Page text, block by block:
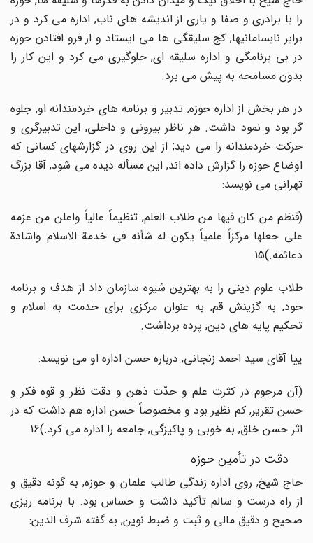
را با برادری و صفا و یاری از اندیشه های ناب, اداره می کرد و در
برابر نابسامانیها, کج سلیقگی ها می ایستاد و از فرو افتادن حوزه
در بی برنامگی و اداره سلیقه ای, جلوگیری می کرد و این کار را
بدون مسامحه به پیش می برد.
در هر بخش از اداره حوزه, تدبیر و برنامه های خردمندانه او, جلوه
گر بود و نمود داشت. هر ناظر بیرونی و داخلی, این تدبیرگری و
حرکت خردمندانه را می دید; از این روی در گزارشهای کسانی که
اوضاع حوزه را گزارش داده اند, این مسأله دیده می شود, آقا بزرگ
تهرانی می نویسد:
(فنظم من کان فیها من طلاب العلم, تنظیماً عالیاً واعلن من عزمه
علی جعلها مرکزاً علمیاً یکون له شأنه فی خدمة الاسلام واشادة
دعائمه.)15
طلاب علوم دینی را به بهترین شیوه سازمان داد از هدف و برنامه
خود, به گزینش قم, به عنوان مرکزی برای خدمت به اسلام و
تحکیم پایه های دین, پرده برداشت.
ییا آقای سید احمد زنجانی, درباره حسن اداره او می نویسد:
(آن مرحوم در کثرت علم و حدّت ذهن و دقت نظر و قوه فکر و
حسن تقریر, کم نظیر بود و مخصوصاً حسن اداره هم داشت که در
اثر حسن خلق, به خوبی و پاکیزگی, جامعه را اداره می کرد.)16
دقت در تأمین حوزه
حاج شیخ, روی اداره زندگی طالب علمان و حوزه, به گونه دقیق و
از راه درست و سالم تأکید داشت و حساس بود. با برنامه ریزی
صحیح و دقیق مالی و ثبت و ضبط نوین, به گفته شرف الدین: